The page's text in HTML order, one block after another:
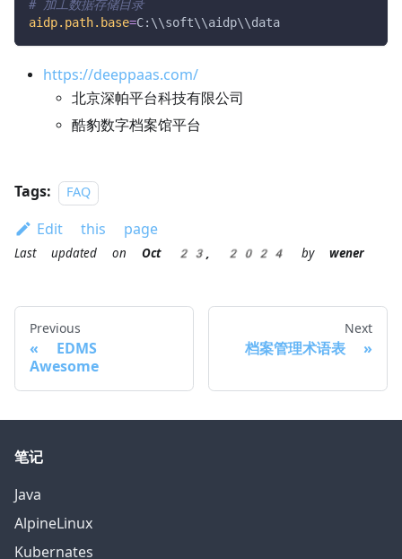
# 加工数据存储目录
aidp.path.base=C:\\soft\\aidp\\data
https://deeppaas.com/
北京深帕平台科技有限公司
酷豹数字档案馆平台
Tags: FAQ
Edit this page
Last updated on Oct 23, 2024 by wener
Previous
EDMS
Awesome
Next
档案管理术语表
笔记
Java
AlpineLinux
Kubernates